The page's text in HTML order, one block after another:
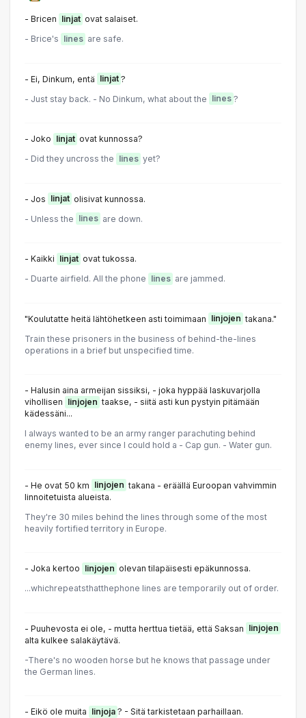
- Bricen linjat ovat salaiset.
- Brice's lines are safe.
- Ei, Dinkum, entä linjat ?
- Just stay back. - No Dinkum, what about the
lines ?
- Joko linjat ovat kunnossa?
- Did they uncross the lines yet?
- Jos linjat olisivat kunnossa.
- Unless the
lines are down.
- Kaikki linjat ovat tukossa.
- Duarte airfield. All the phone lines are jammed.
"Koulutatte heitä lähtöhetkeen asti toimimaan linjojen takana."
Train these prisoners in the business of behind-the-lines
operations in a brief but unspecified time.
- Halusin aina armeijan sissiksi, - joka hyppää laskuvarjolla
vihollisen linjojen taakse, - siitä asti kun pystyin pitämään
kädessäni...
I always wanted to be an army ranger parachuting behind
enemy lines, ever since I could hold a - Cap gun. - Water gun.
- He ovat 50 km linjojen takana - eräällä Euroopan vahvimmin
linnoitetuista alueista.
They're 30 miles behind the lines through some of the most
heavily fortified territory in Europe.
- Joka kertoo linjojen olevan tilapäisesti epäkunnossa.
...whichrepeatsthatthephone lines are temporarily out of order.
- Puuhevosta ei ole, - mutta herttua tietää, että Saksan linjojen
alta kulkee salakäytävä.
-There's no wooden horse but he knows that passage under
the German lines.
- Eikö ole muita linjoja ? - Sitä tarkistetaan parhaillaan.